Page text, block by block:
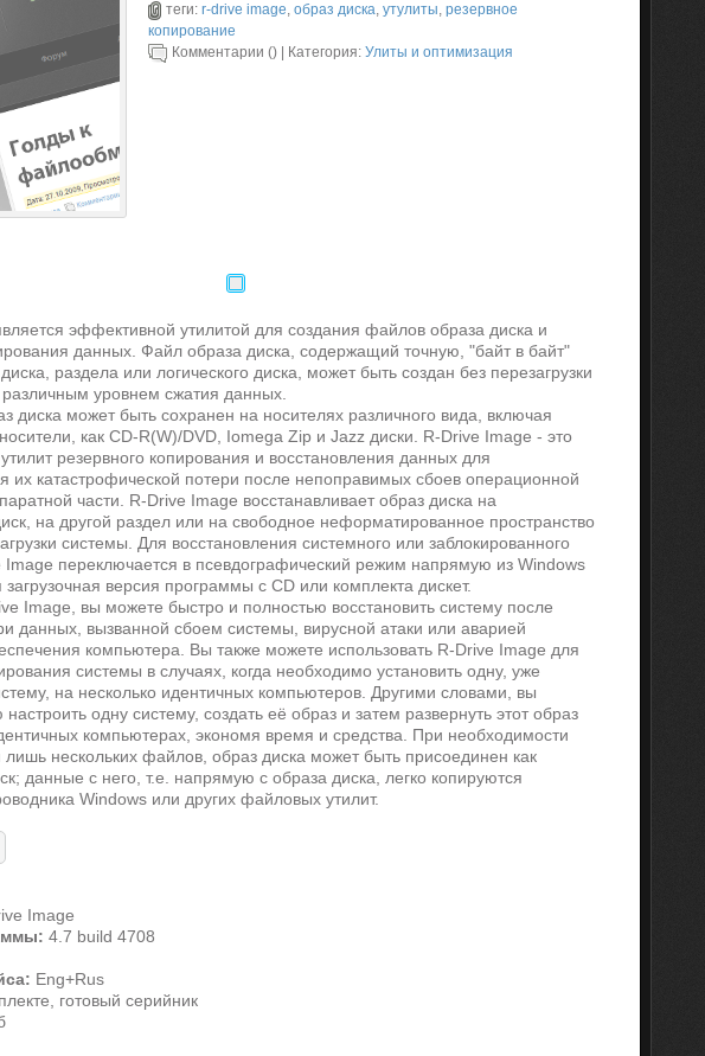
теги: r-drive image, образ диска, утулиты, резервное
копирование
Комментарии () | Категория: Улиты и оптимизация
эффективной утилитой для создания файлов образа диска и
данных. Файл образа диска, содержащий точную, "байт в байт"
раздела или логического диска, может быть создан без перезагрузки
уровнем сжатия данных.
диска может быть сохранен на носителях различного вида, включая
как CD-R(W)/DVD, Iomega Zip и Jazz диски. R-Drive Image - это
резервного копирования и восстановления данных для
их катастрофической потери после непоправимых сбоев операционной
части. R-Drive Image восстанавливает образ диска на
на другой раздел или на свободное неформатированное пространство
системы. Для восстановления системного или заблокированного
Image переключается в псевдографический режим напрямую из Windows
загрузочная версия программы с CD или комплекта дискет.
Image, вы можете быстро и полностью восстановить систему после
данных, вызванной сбоем системы, вирусной атаки или аварией
компьютера. Вы также можете использовать R-Drive Image для
системы в случаях, когда необходимо установить одну, уже
на несколько идентичных компьютеров. Другими словами, вы
одну систему, создать её образ и затем развернуть этот образ
компьютерах, экономя время и средства. При необходимости
лишь нескольких файлов, образ диска может быть присоединен как
данные с него, т.е. напрямую с образа диска, легко копируются
Windows или других файловых утилит.
Image
4.7 build 4708
Eng+Rus
готовый серийник